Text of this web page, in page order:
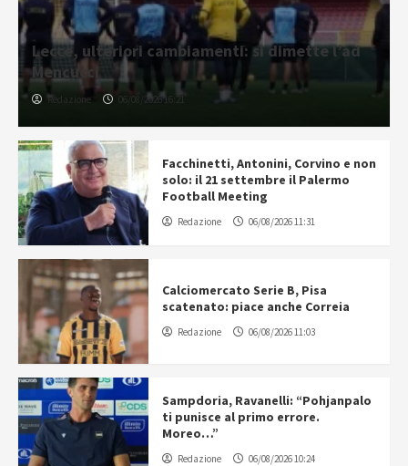
Lecce, ulteriori cambiamenti: si dimette l’ad
Mencucci
Redazione 06/08/2026 16:21
Facchinetti, Antonini, Corvino e non
solo: il 21 settembre il Palermo
Football Meeting
Redazione 06/08/2026 11:31
Calciomercato Serie B, Pisa
scatenato: piace anche Correia
Redazione 06/08/2026 11:03
Sampdoria, Ravanelli: “Pohjanpalo
ti punisce al primo errore.
Moreo…”
Redazione 06/08/2026 10:24